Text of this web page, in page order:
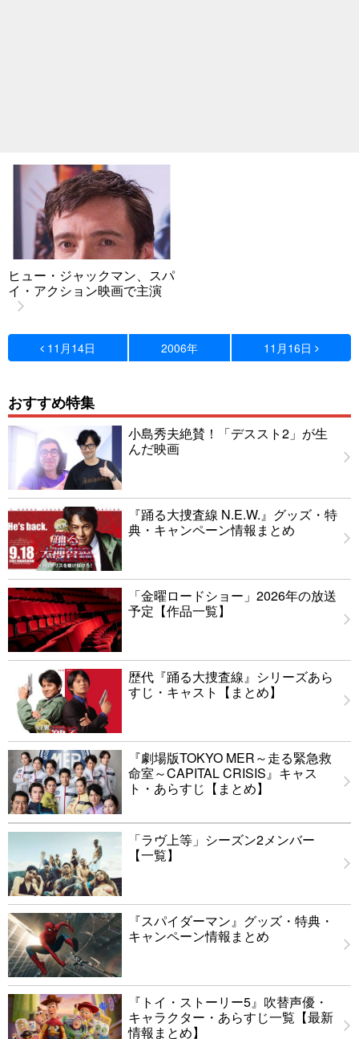
ヒュー・ジャックマン、スパ
イ・アクション映画で主演
11月14日 2006年 11月16日
おすすめ特集
小島秀夫絶賛！「デススト2」が生
んだ映画
『踊る大捜査線 N.E.W.』グッズ・特
典・キャンペーン情報まとめ
「金曜ロードショー」2026年の放送
予定【作品一覧】
歴代『踊る大捜査線』シリーズあら
すじ・キャスト【まとめ】
『劇場版TOKYO MER～走る緊急救
命室～CAPITAL CRISIS』キャス
ト・あらすじ【まとめ】
「ラヴ上等」シーズン2メンバー
【一覧】
『スパイダーマン』グッズ・特典・
キャンペーン情報まとめ
『トイ・ストーリー5』吹替声優・
キャラクター・あらすじ一覧【最新
情報まとめ】